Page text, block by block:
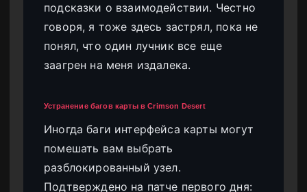
подсказки о взаимодействии. Честно
говоря, я тоже здесь застрял, пока не
понял, что один лучник все еще
заагрен на меня издалека.
Устранение багов карты в Crimson Desert
Иногда баги интерфейса карты могут
помешать вам выбрать
разблокированный узел.
Подтверждено на патче первого дня: